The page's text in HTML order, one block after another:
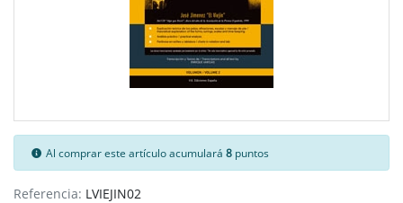
Al comprar este artículo acumulará8 puntos
Referencia: LVIEJIN02